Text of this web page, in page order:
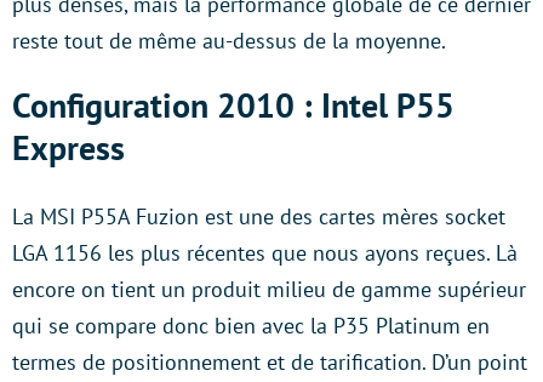
reste tout de même au-dessus de la moyenne.
Configuration 2010 : Intel P55
Express
La MSI P55A Fuzion est une des cartes mères socket
LGA 1156 les plus récentes que nous ayons reçues. Là
encore on tient un produit milieu de gamme supérieur
qui se compare donc bien avec la P35 Platinum en
termes de positionnement et de tarification. D’un point